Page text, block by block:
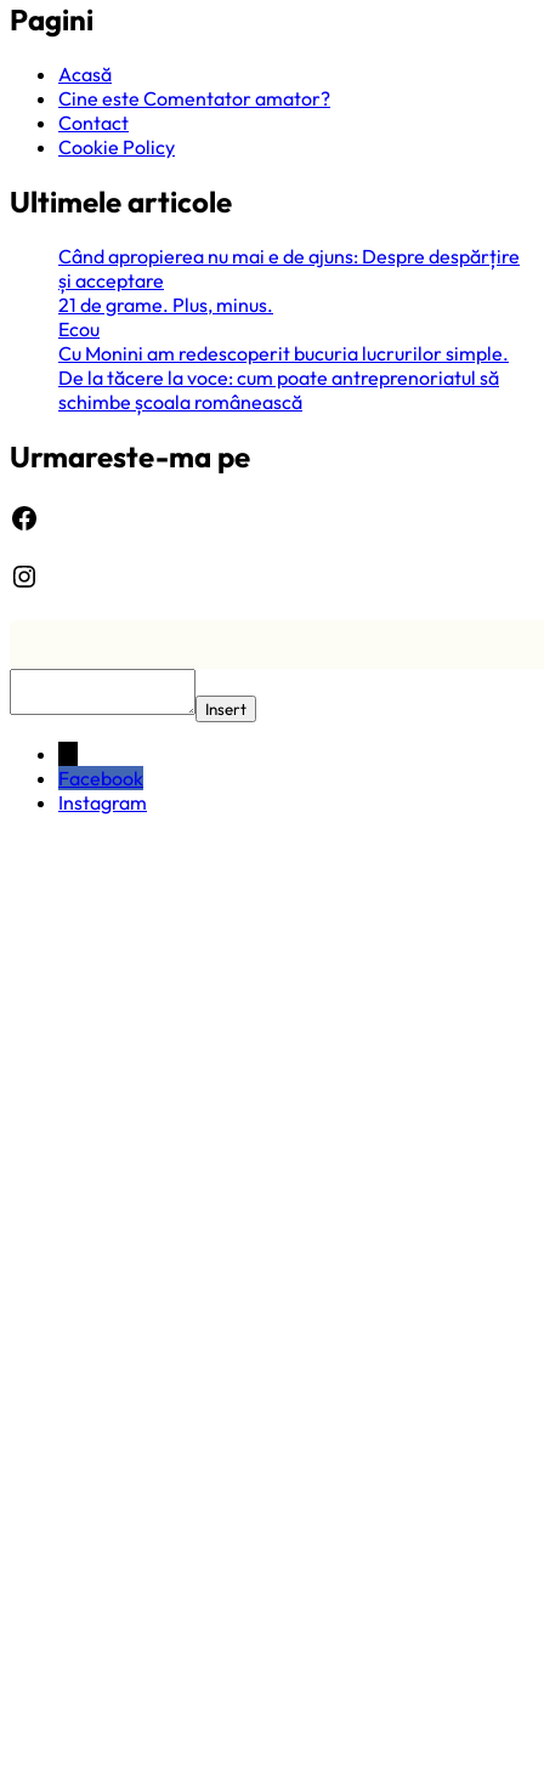
Pagini
Acasă
Cine este Comentator amator?
Contact
Cookie Policy
Ultimele articole
Când apropierea nu mai e de ajuns: Despre despărțire
și acceptare
21 de grame. Plus, minus.
Ecou
Cu Monini am redescoperit bucuria lucrurilor simple.
De la tăcere la voce: cum poate antreprenoriatul să
schimbe școala românească
Urmareste-ma pe
Facebook
Instagram
Insert
Facebook
Instagram